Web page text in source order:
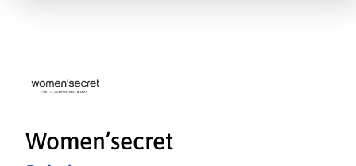
Women’secret